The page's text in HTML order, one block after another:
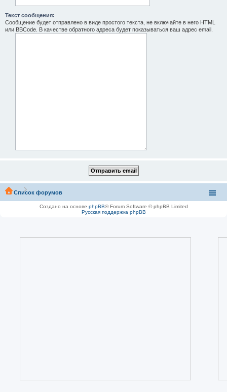
Текст сообщения:
Сообщение будет отправлено в виде простого текста, не включайте в него HTML
или BBCode. В качестве обратного адреса будет показываться ваш адрес email.
Список форумов
Создано на основе phpBB® Forum Software © phpBB Limited
Русская поддержка phpBB